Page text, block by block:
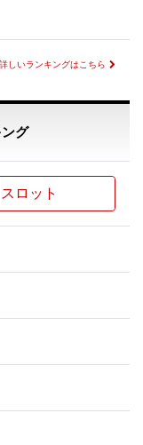
詳しいランキングはこちら
グ
スロット